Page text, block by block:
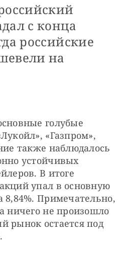
с конца
российские
на
голубые
«Газпром»,
также наблюдалось
устойчивых
В итоге
упал в основную
8,84%. Примечательно,
ничего не произошло
рынок остается под